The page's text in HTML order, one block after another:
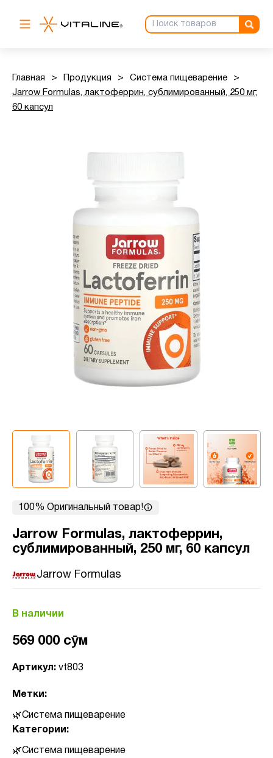
Главная > Продукция > Система пищеварение
>
Jarrow Formulas, лактоферрин, сублимированный, 250 мг,
60 капсул
100% Оригинальный товар!
Jarrow Formulas, лактоферрин,
сублимированный, 250 мг, 60 капсул
Jarrow Formulas
В наличии
569 000 сӯм
Артикул: vt803
Метки:
Система пищеварение
Категории:
Система пищеварение